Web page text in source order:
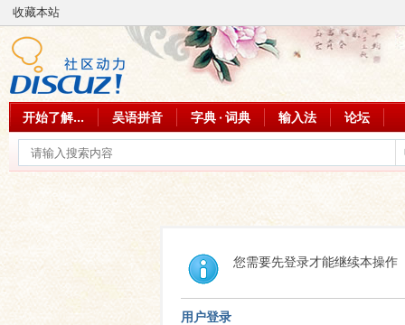
收藏本站
开始了解... 吴语拼音 字典 · 词典 输入法 论坛
您需要先登录才能继续本操作
用户登录